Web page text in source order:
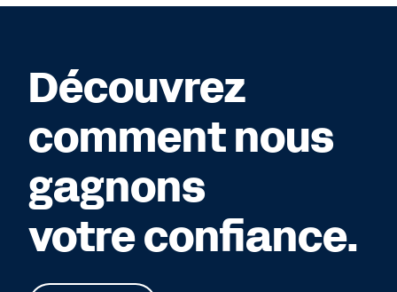
Découvrez
comment nous
gagnons
votre confiance.